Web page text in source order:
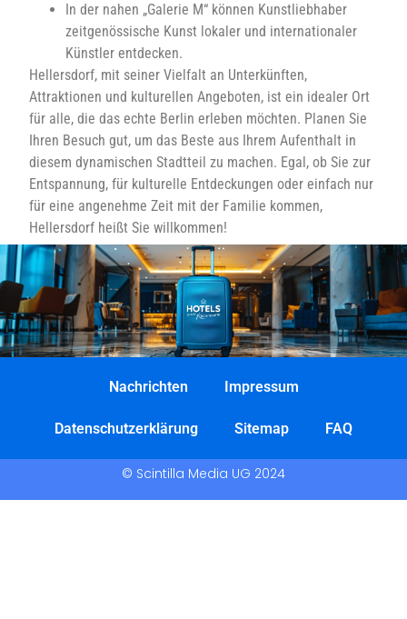
In der nahen „Galerie M“ können Kunstliebhaber
zeitgenössische Kunst lokaler und internationaler
Künstler entdecken.
Hellersdorf, mit seiner Vielfalt an Unterkünften,
Attraktionen und kulturellen Angeboten, ist ein idealer Ort
für alle, die das echte Berlin erleben möchten. Planen Sie
Ihren Besuch gut, um das Beste aus Ihrem Aufenthalt in
diesem dynamischen Stadtteil zu machen. Egal, ob Sie zur
Entspannung, für kulturelle Entdeckungen oder einfach nur
für eine angenehme Zeit mit der Familie kommen,
Hellersdorf heißt Sie willkommen!
Nachrichten Impressum
Datenschutzerklärung Sitemap FAQ
© Scintilla Media UG 2024